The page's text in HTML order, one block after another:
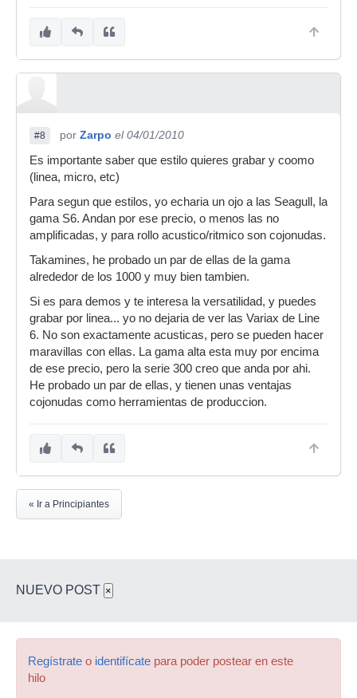
del puente, que suena a plastico y en directo
#8 por Zarpo el 04/01/2010
Es importante saber que estilo quieres grabar y coomo
(linea, micro, etc)
Para segun que estilos, yo echaria un ojo a las Seagull, la
gama S6. Andan por ese precio, o menos las no
amplificadas, y para rollo acustico/ritmico son cojonudas.
Takamines, he probado un par de ellas de la gama
alrededor de los 1000 y muy bien tambien.
Si es para demos y te interesa la versatilidad, y puedes
grabar por linea... yo no dejaria de ver las Variax de Line
6. No son exactamente acusticas, pero se pueden hacer
maravillas con ellas. La gama alta esta muy por encima
de ese precio, pero la serie 300 creo que anda por ahi.
He probado un par de ellas, y tienen unas ventajas
cojonudas como herramientas de produccion.
« Ir a Principiantes
NUEVO POST ×
Regístrate o identifícate para poder postear en este
hilo